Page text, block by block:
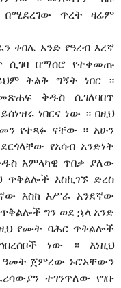
በሚደረገው ጥረት ዛሬም
ቀበሌ አንድ የዓረብ እረኛ
ሲገባ በማሰሮ የተቀመጡ
ትልቅ ግኝት ነበር ።
ቅዱስ ሲገለባበጥ
ነበርና ነው ። በዚህ
የተጻፉ ናቸው ። አሁን
የአሳብ አንድነት
አምላካዊ ጥበቃ ያለው
እስኪገኙ ድረስ
እስከ አሥራ አንደኛው
ግን ወደ ኋላ አንድ
የሙት ባሕር ጥቅልሎች
ነው ። እነዚህ
ዓመት ጀምረው ኑሮአቸውን
ተገንጥለው የገቡ